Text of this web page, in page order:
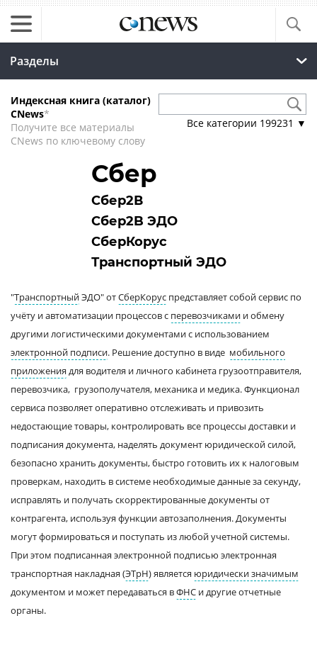
Разделы
Индексная книга (каталог)
CNews*
Получите все материалы
CNews по ключевому слову
Все категории 199231 ▼
Сбер
Сбер2В
Cбер2B ЭДО
СберКорус
Транспортный ЭДО
"ТранспортныйЭДО" отСберКорус представляет собой сервис по
учёту и автоматизации процессов с перевозчиками и обмену
другими логистическими документами с использованием
электронной подписи. Решение доступно в виде мобильного
приложения для водителя и личного кабинета грузоотправителя,
перевозчика, грузополучателя, механика и медика. Функционал
сервиса позволяет оперативно отслеживать и привозить
недостающие товары, контролировать все процессы доставки и
подписания документа, наделять документ юридической силой,
безопасно хранить документы, быстро готовить их к налоговым
проверкам, находить в системе необходимые данные за секунду,
исправлять и получать скорректированные документы от
контрагента, используя функции автозаполнения. Документы
могут формироваться и поступать из любой учетной системы.
При этом подписанная электронной подписью электронная
транспортная накладная (ЭТрН) является юридически значимым
документом и может передаваться вФНС и другие отчетные
органы.